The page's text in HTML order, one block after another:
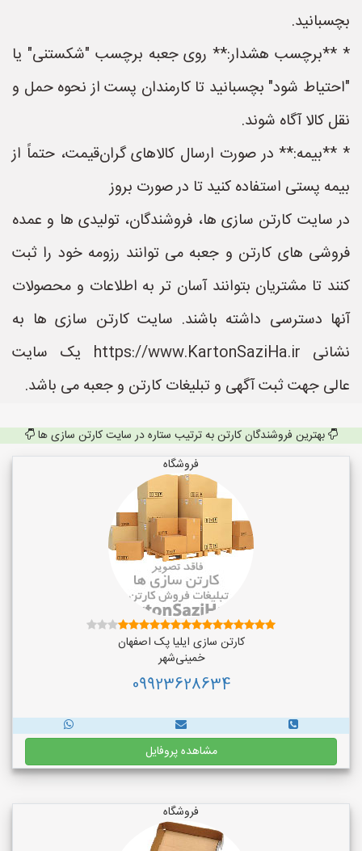
بچسبانید.
* **برچسب هشدار:** روی جعبه برچسب "شکستنی" یا
"احتیاط شود" بچسبانید تا کارمندان پست از نحوه حمل و
نقل کالا آگاه شوند.
* **بیمه:** در صورت ارسال کالاهای گران‌قیمت، حتماً از
بیمه پستی استفاده کنید تا در صورت بروز
در سایت کارتن سازی ها، فروشندگان، تولیدی ها و عمده
فروشی های کارتن و جعبه می توانند رزومه خود را ثبت
کنند تا مشتریان بتوانند آسان تر به اطلاعات و محصولات
آنها دسترسی داشته باشند. سایت کارتن سازی ها به
نشانی https://www.KartonSaziHa.ir یک سایت
عالی جهت ثبت آگهی و تبلیغات کارتن و جعبه می باشد.
بهترین فروشندگان کارتن به ترتیب ستاره در سایت کارتن سازی ها
فروشگاه
کارتن سازی ایلیا پک اصفهان
خمینی‌شهر
09923628634
مشاهده پروفایل
فروشگاه